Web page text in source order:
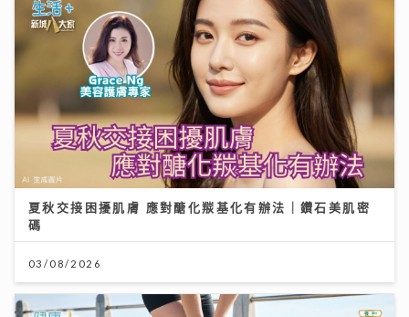
夏秋交接困擾肌膚 應對醣化羰基化有辦法｜鑽石美肌密
碼
03/08/2026